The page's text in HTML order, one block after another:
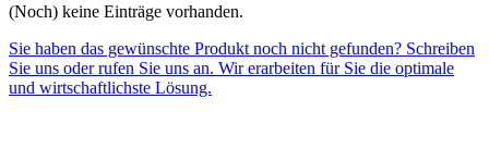
(Noch) keine Einträge vorhanden.
Sie haben das gewünschte Produkt noch nicht gefunden? Schreiben
Sie uns oder rufen Sie uns an. Wir erarbeiten für Sie die optimale
und wirtschaftlichste Lösung.